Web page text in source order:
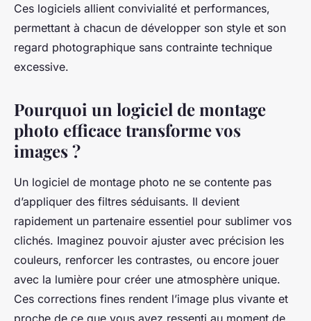
Ces logiciels allient convivialité et performances,
permettant à chacun de développer son style et son
regard photographique sans contrainte technique
excessive.
Pourquoi un logiciel de montage
photo efficace transforme vos
images ?
Un logiciel de montage photo ne se contente pas
d’appliquer des filtres séduisants. Il devient
rapidement un partenaire essentiel pour sublimer vos
clichés. Imaginez pouvoir ajuster avec précision les
couleurs, renforcer les contrastes, ou encore jouer
avec la lumière pour créer une atmosphère unique.
Ces corrections fines rendent l’image plus vivante et
proche de ce que vous avez ressenti au moment de